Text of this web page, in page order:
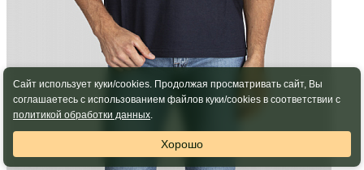
Сайт использует куки/cookies. Продолжая просматривать сайт, Вы
соглашаетесь с использованием файлов куки/cookies в соответствии с
политикой обработки данных.
Хорошо